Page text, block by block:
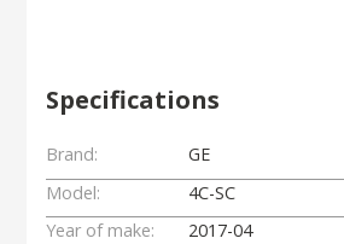
Specifications
Brand:
GE
Model:
4C-SC
Year of make:
2017-04